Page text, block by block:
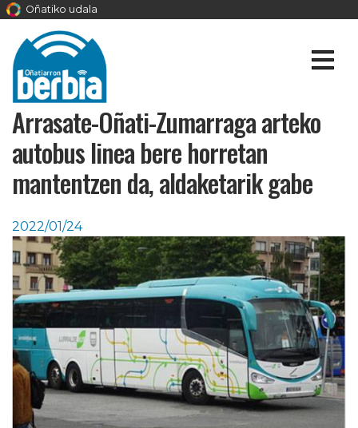
Oñatiko udala
Arrasate-Oñati-Zumarraga arteko
autobus linea bere horretan
mantentzen da, aldaketarik gabe
2022/01/24